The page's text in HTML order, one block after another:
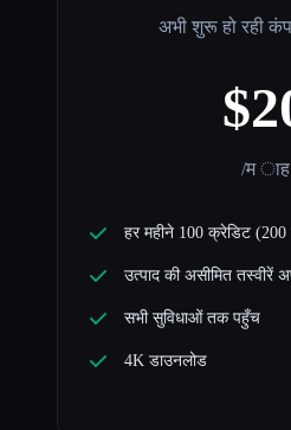
अभी शुरू हो रही
/म ाह
हर महीने 100 क्रेडिट
उत्पाद की असीमित तस्वीरें
सभी सुविधाओं तक पहुँच
4K डाउनलोड